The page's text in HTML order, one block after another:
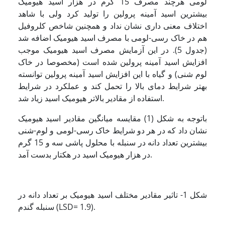
بیشترین اسید آمینه پرولین را تولید کرد ولی با شاهد
اختلاف معنی داری نشان نداد و همچنین شاخص کلروفیل
هم در خاک رسی-لومی با مصرف اسید هیومیک اضافه شد
(جدول 5). در این آزمایش مصرف اسید هیومیک موجب
افزایش اسید آمینه پرولین شده است (مخصوصا در خاک
لوم شنی) و گیاه با این افزایش اسید آمینه پرولین توانسته
بهتر شرایط دمای بالا را تحمل کند و عملکرد در شرایط
استفاده از مقادیر بالاتر هیومیک اسید زیاد شد.
باتوجه به شکل (1) مقایسه میانگین مقادیر اسید هیومیک
نشان داد که در هر دو شرایط خاک رسی-لومی و لوم-شنی
بیشترین تعداد دانه در سنبله با محلول پاشی سه و 15 گرم
در هزار هیومیک اسید در هکتار بدست آمد.
شکل 1- تاثیر مقادیر مختلف اسید هیومیک بر تعداد دانه در
سنبله گندم (LSD= 1.9).